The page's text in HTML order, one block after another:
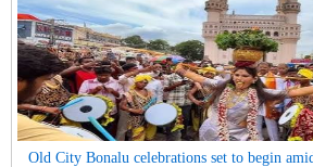
Old City Bonalu celebrations set to begin